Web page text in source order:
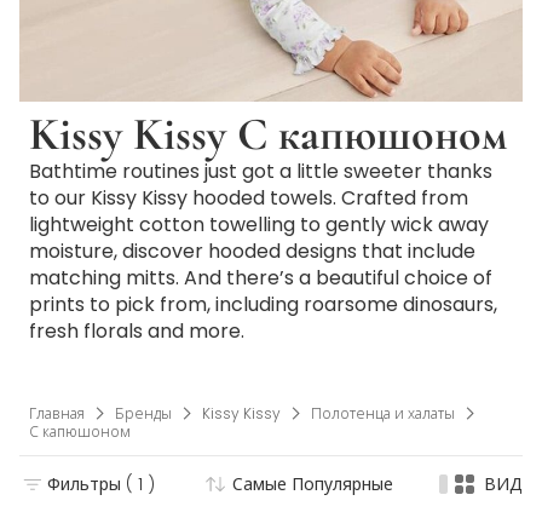
Kissy Kissy С капюшоном
Bathtime routines just got a little sweeter thanks
to our Kissy Kissy hooded towels. Crafted from
lightweight cotton towelling to gently wick away
moisture, discover hooded designs that include
matching mitts. And there’s a beautiful choice of
prints to pick from, including roarsome dinosaurs,
fresh florals and more.
Главная Бренды Kissy Kissy
Полотенца и халаты
С капюшоном
Фильтры ( 1 ) Самые Популярные ВИД